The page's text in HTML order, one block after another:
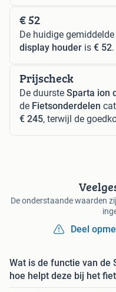
€ 52
De huidige
display houder is € 52.
Prijscheck
De duurste Sparta ion
de Fietsonderdelen
€ 245, terwijl de
De onderstaande waarden
Deel
Wat is de functie van de
hoe helpt deze bij het